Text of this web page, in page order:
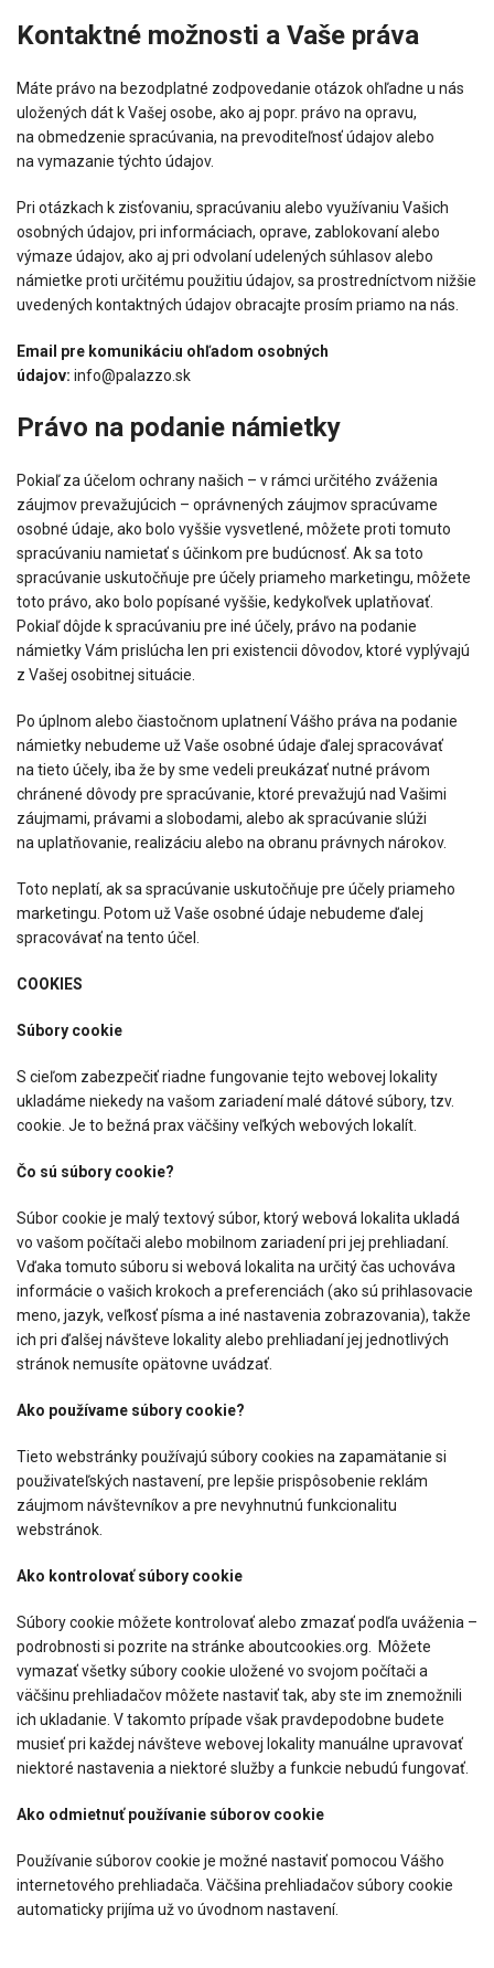
Kontaktné možnosti a Vaše práva
Máte právo na bezodplatné zodpovedanie otázok ohľadne u nás
uložených dát k Vašej osobe, ako aj popr. právo na opravu,
na obmedzenie spracúvania, na prevoditeľnosť údajov alebo
na vymazanie týchto údajov.
Pri otázkach k zisťovaniu, spracúvaniu alebo využívaniu Vašich
osobných údajov, pri informáciach, oprave, zablokovaní alebo
výmaze údajov, ako aj pri odvolaní udelených súhlasov alebo
námietke proti určitému použitiu údajov, sa prostredníctvom nižšie
uvedených kontaktných údajov obracajte prosím priamo na nás.
Email pre komunikáciu ohľadom osobných
údajov: info@palazzo.sk
Právo na podanie námietky
Pokiaľ za účelom ochrany našich – v rámci určitého zváženia
záujmov prevažujúcich – oprávnených záujmov spracúvame
osobné údaje, ako bolo vyššie vysvetlené, môžete proti tomuto
spracúvaniu namietať s účinkom pre budúcnosť. Ak sa toto
spracúvanie uskutočňuje pre účely priameho marketingu, môžete
toto právo, ako bolo popísané vyššie, kedykoľvek uplatňovať.
Pokiaľ dôjde k spracúvaniu pre iné účely, právo na podanie
námietky Vám prislúcha len pri existencii dôvodov, ktoré vyplývajú
z Vašej osobitnej situácie.
Po úplnom alebo čiastočnom uplatnení Vášho práva na podanie
námietky nebudeme už Vaše osobné údaje ďalej spracovávať
na tieto účely, iba že by sme vedeli preukázať nutné právom
chránené dôvody pre spracúvanie, ktoré prevažujú nad Vašimi
záujmami, právami a slobodami, alebo ak spracúvanie slúži
na uplatňovanie, realizáciu alebo na obranu právnych nárokov.
Toto neplatí, ak sa spracúvanie uskutočňuje pre účely priameho
marketingu. Potom už Vaše osobné údaje nebudeme ďalej
spracovávať na tento účel.
COOKIES
Súbory cookie
S cieľom zabezpečiť riadne fungovanie tejto webovej lokality
ukladáme niekedy na vašom zariadení malé dátové súbory, tzv.
cookie. Je to bežná prax väčšiny veľkých webových lokalít.
Čo sú súbory cookie?
Súbor cookie je malý textový súbor, ktorý webová lokalita ukladá
vo vašom počítači alebo mobilnom zariadení pri jej prehliadaní.
Vďaka tomuto súboru si webová lokalita na určitý čas uchováva
informácie o vašich krokoch a preferenciách (ako sú prihlasovacie
meno, jazyk, veľkosť písma a iné nastavenia zobrazovania), takže
ich pri ďalšej návšteve lokality alebo prehliadaní jej jednotlivých
stránok nemusíte opätovne uvádzať.
Ako používame súbory cookie?
Tieto webstránky používajú súbory cookies na zapamätanie si
použivateľských nastavení, pre lepšie prispôsobenie reklám
záujmom návštevníkov a pre nevyhnutnú funkcionalitu
webstránok.
Ako kontrolovať súbory cookie
Súbory cookie môžete kontrolovať alebo zmazať podľa uváženia –
podrobnosti si pozrite na stránke aboutcookies.org. Môžete
vymazať všetky súbory cookie uložené vo svojom počítači a
väčšinu prehliadačov môžete nastaviť tak, aby ste im znemožnili
ich ukladanie. V takomto prípade však pravdepodobne budete
musieť pri každej návšteve webovej lokality manuálne upravovať
niektoré nastavenia a niektoré služby a funkcie nebudú fungovať.
Ako odmietnuť používanie súborov cookie
Používanie súborov cookie je možné nastaviť pomocou Vášho
internetového prehliadača. Väčšina prehliadačov súbory cookie
automaticky prijíma už vo úvodnom nastavení.